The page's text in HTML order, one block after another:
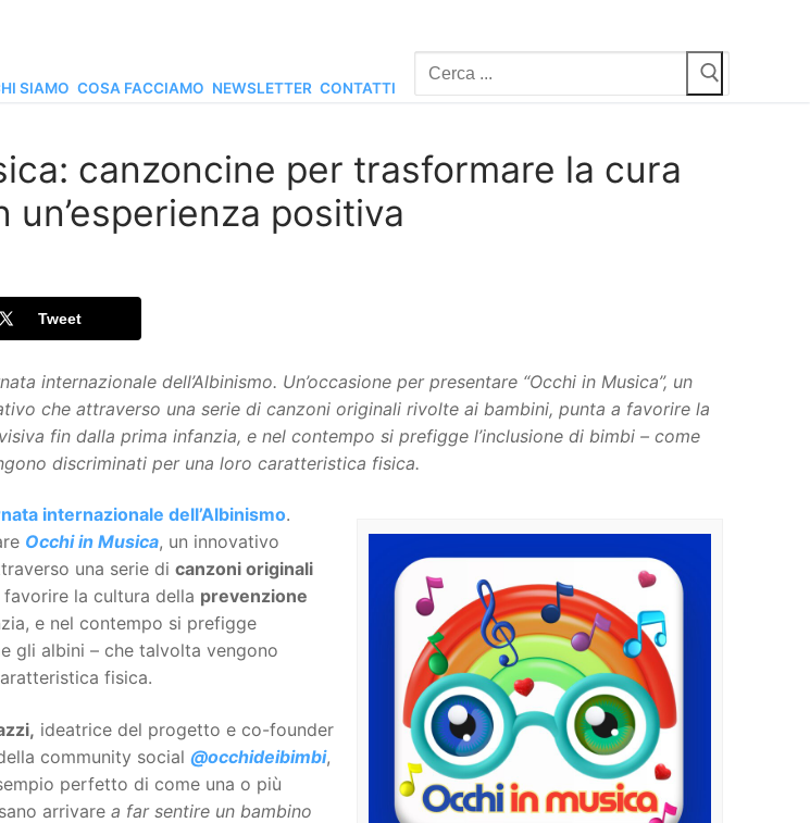
SIAMO COSA FACCIAMO NEWSLETTER CONTATTI
Cerca:
canzoncine per trasformare la cura
un’esperienza positiva
Tweet
internazionale dell’Albinismo. Un’occasione per presentare “Occhi in Musica”, un
che attraverso una serie di canzoni originali rivolte ai bambini, punta a favorire la
fin dalla prima infanzia, e nel contempo si prefigge l’inclusione di bimbi – come
discriminati per una loro caratteristica fisica.
internazionale dell’Albinismo.
Occhi in Musica, un innovativo
una serie di canzoni originali
la cultura della prevenzione
e nel contempo si prefigge
gli albini – che talvolta vengono
fisica.
ideatrice del progetto e co-founder
community social @occhideibimbi,
perfetto di come una o più
arrivare a far sentire un bambino